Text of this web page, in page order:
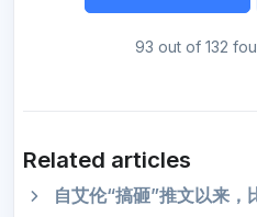
93 out of 132
Related articles
自艾伦“搞砸”推文以来